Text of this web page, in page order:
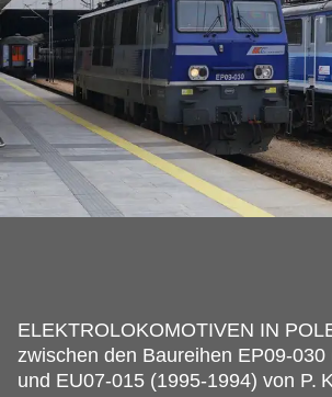
ELEKTROLOKOMOTIVEN IN
zwischen den Baureihen EP09-030
und EU07-015 (1995-1994) von P.